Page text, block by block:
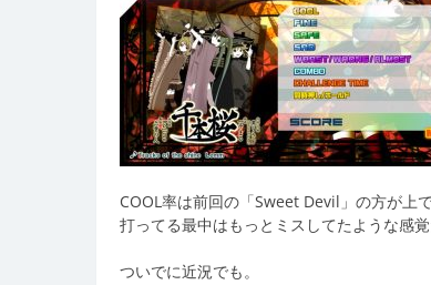
COOL率は前回の「Sweet Devil」の方が上
打ってる最中はもっとミスしてたような感覚
ついでに近況でも。